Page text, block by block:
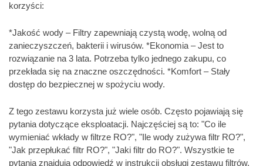
korzyści:
*Jakość wody – Filtry zapewniają czystą wodę, wolną od
zanieczyszczeń, bakterii i wirusów. *Ekonomia – Jest to
rozwiązanie na 3 lata. Potrzeba tylko jednego zakupu, co
przekłada się na znaczne oszczędności. *Komfort – Stały
dostęp do bezpiecznej w spożyciu wody.
Z tego zestawu korzysta już wiele osób. Często pojawiają się
pytania dotyczące eksploatacji. Najczęściej są to: "Co ile
wymieniać wkłady w filtrze RO?", "Ile wody zużywa filtr RO?",
"Jak przepłukać filtr RO?", "Jaki filtr do RO?". Wszystkie te
pytania znajdują odpowiedź w instrukcji obsługi zestawu filtrów.